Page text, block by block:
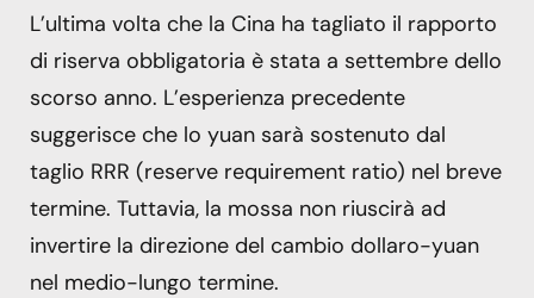
L’ultima volta che la Cina ha tagliato il rapporto
di riserva obbligatoria è stata a settembre dello
scorso anno. L’esperienza precedente
suggerisce che lo yuan sarà sostenuto dal
taglio RRR (reserve requirement ratio) nel breve
termine. Tuttavia, la mossa non riuscirà ad
invertire la direzione del cambio dollaro-yuan
nel medio-lungo termine.